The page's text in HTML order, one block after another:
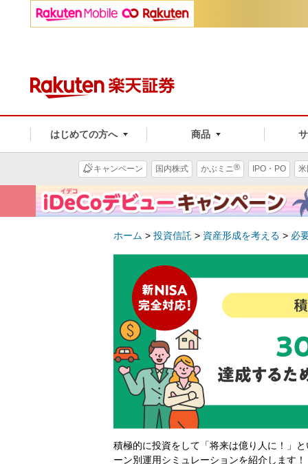
はじめての方へ 商品
キャンペーン 国内株式 かぶミニ® IPO・PO
ホーム > 投資信託 > 資産形成を考える > 必
積極的に投資をして「将来は億り人に！」
ーン別運用シミュレーションを紹介します！